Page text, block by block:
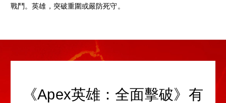
戰鬥。英雄，突破重圍或嚴防死守。
《Apex英雄：全面擊破》有